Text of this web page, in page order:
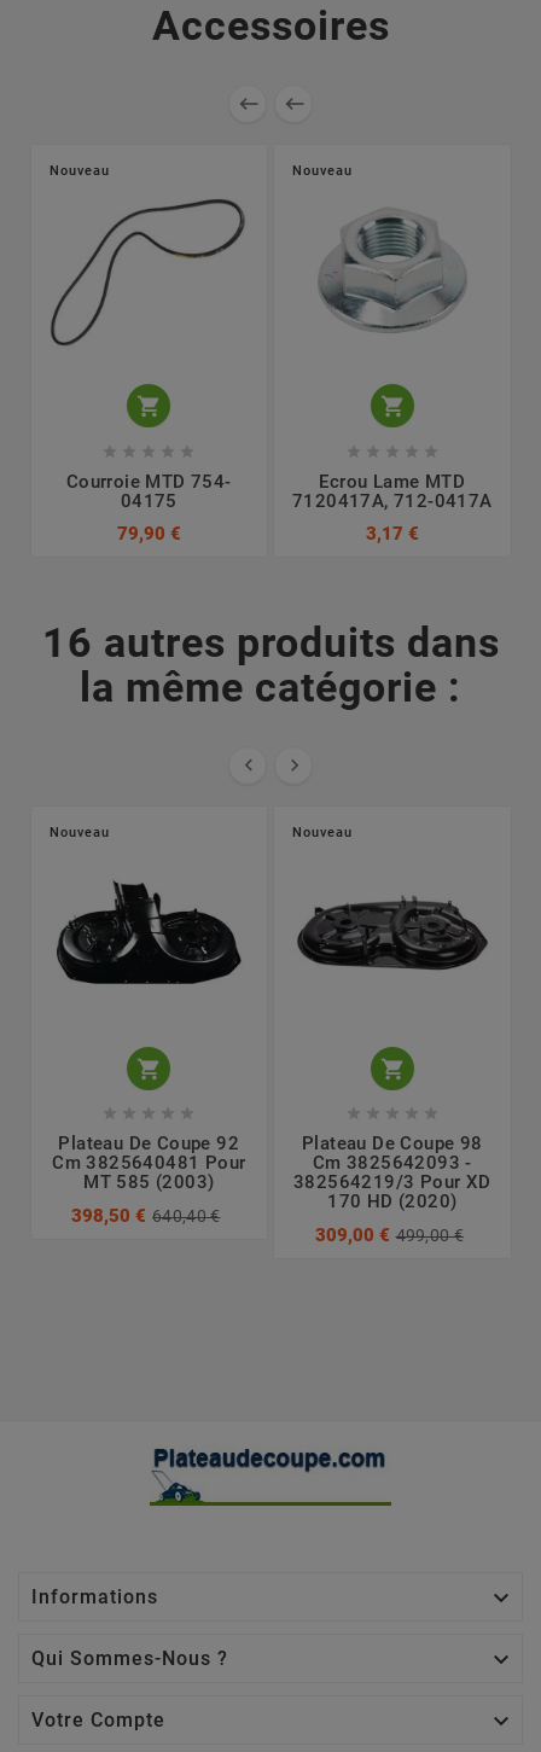
Accessoires
 
Nouveau

    
Courroie MTD 754-
04175
79,90 €
Nouveau

    
Ecrou Lame MTD
7120417A, 712-0417A
3,17 €
16 autres produits dans
la même catégorie :
 
Nouveau

    
Plateau De Coupe 92
Cm 3825640481 Pour
MT 585 (2003)
398,50 € 640,40 €
Nouveau

    
Plateau De Coupe 98
Cm 3825642093 -
382564219/3 Pour XD
170 HD (2020)
309,00 € 499,00 €
Informations 
Qui Sommes-Nous ? 
Votre Compte 